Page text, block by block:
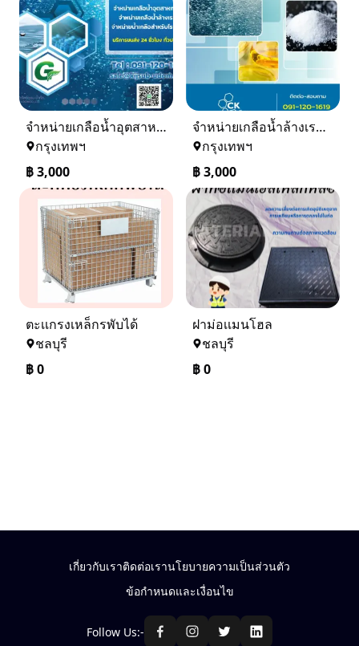
จำหน่ายเกลือน้ำอุตสาหกรรม เกลือน้ำล้างเรซิ่น
กรุงเทพฯ
฿3,000
จำหน่ายเกลือน้ำล้างเรซิ่น จำหน่ายเกลือน้ำอุตสาหกรรม
กรุงเทพฯ
฿3,000
ตะเเกรงเหล็กรพับได้
ชลบุรี
฿0
ฝาม่อเเมนโฮล
ชลบุรี
฿0
เกี่ยวกับเราติดต่อเรานโยบายความเป็นส่วนตัว
ข้อกำหนดและเงื่อนไข
Follow Us:-